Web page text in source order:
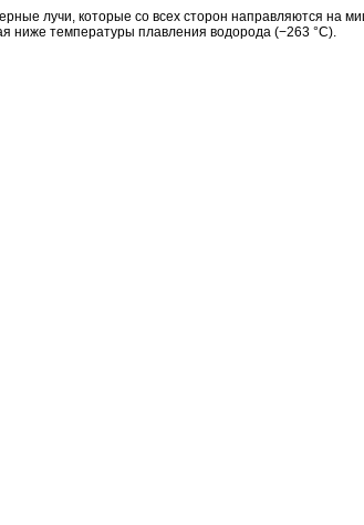
лучи, которые со всех сторон направляются на
ниже температуры плавления водорода (−263 °C).